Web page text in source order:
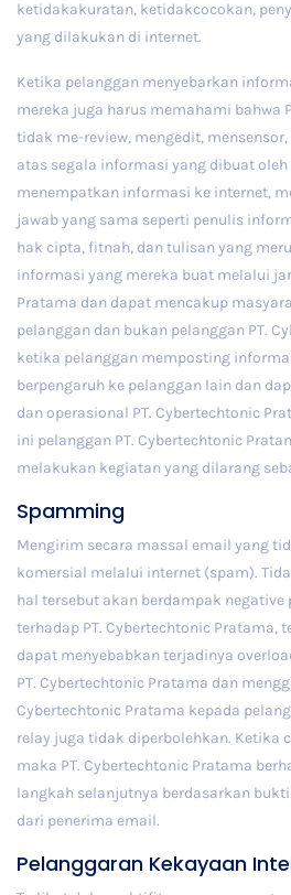
ketidakakuratan, ketidakcocokan,
yang dilakukan di internet.
Ketika pelanggan menyebarkan
mereka juga harus memahami bahwa
tidak me-review, mengedit,
atas segala informasi yang dibuat
menempatkan informasi ke internet,
jawab yang sama seperti penulis
hak cipta, fitnah, dan tulisan yang
informasi yang mereka buat melalui
Pratama dan dapat mencakup
pelanggan dan bukan pelanggan PT.
ketika pelanggan memposting
berpengaruh ke pelanggan lain dan
dan operasional PT. Cybertechtonic
ini pelanggan PT. Cybertechtonic
melakukan kegiatan yang dilarang
Spamming
Mengirim secara massal email yang
komersial melalui internet (spam).
hal tersebut akan berdampak
terhadap PT. Cybertechtonic Pratama,
dapat menyebabkan terjadinya
PT. Cybertechtonic Pratama dan
Cybertechtonic Pratama kepada
relay juga tidak diperbolehkan. Ketika
maka PT. Cybertechtonic Pratama
langkah selanjutnya berdasarkan
dari penerima email.
Pelanggaran Kekayaan